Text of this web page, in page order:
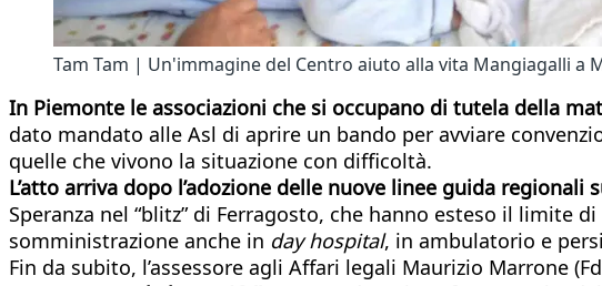
Tam Tam | Un'immagine del Centro aiuto alla vita Mangiagalli a
In Piemonte le associazioni che si occupano di tutela della
dato mandato alle Asl di aprire un bando per avviare
quelle che vivono la situazione con difficoltà.
L’atto arriva dopo l’adozione delle nuove linee guida regionali
Speranza nel “blitz” di Ferragosto, che hanno esteso il
somministrazione anche in day hospital, in ambulatorio e
Fin da subito, l’assessore agli Affari legali Maurizio Marrone